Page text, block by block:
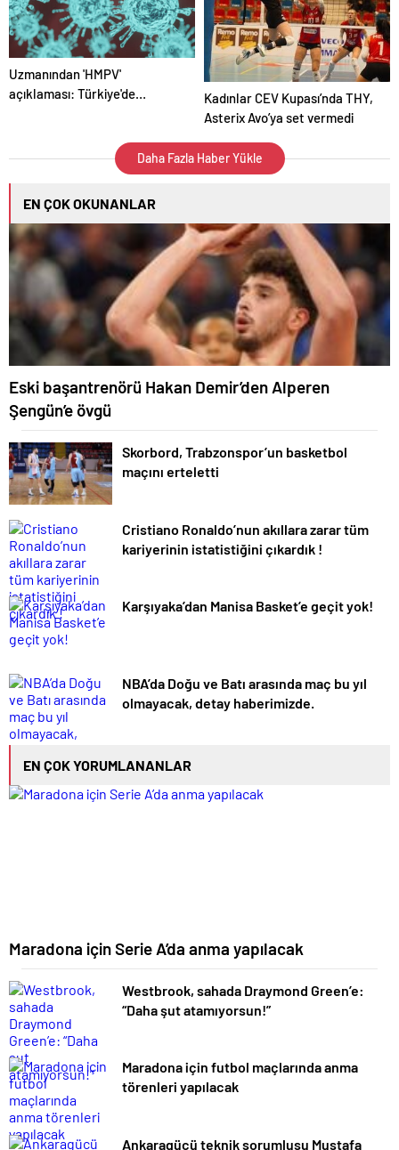
Arabistan Ligi)
Uzmanından 'HMPV'
açıklaması: Türkiye'de
Kadınlar CEV Kupası’nda THY,
Asterix Avo’ya set vermedi
Daha Fazla Haber Yükle
EN ÇOK OKUNANLAR
Eski başantrenörü Hakan Demir’den Alperen
Şengün’e övgü
Skorbord, Trabzonspor’un basketbol
maçını erteletti
Cristiano Ronaldo’nun akıllara zarar tüm
kariyerinin istatistiğini çıkardık !
Karşıyaka’dan Manisa Basket’e geçit yok!
NBA’da Doğu ve Batı arasında maç bu yıl
olmayacak, detay haberimizde.
EN ÇOK YORUMLANANLAR
Maradona için Serie A’da anma yapılacak
Westbrook, sahada Draymond Green’e:
“Daha şut atamıyorsun!”
Maradona için futbol maçlarında anma
törenleri yapılacak
Ankaragücü teknik sorumlusu Mustafa